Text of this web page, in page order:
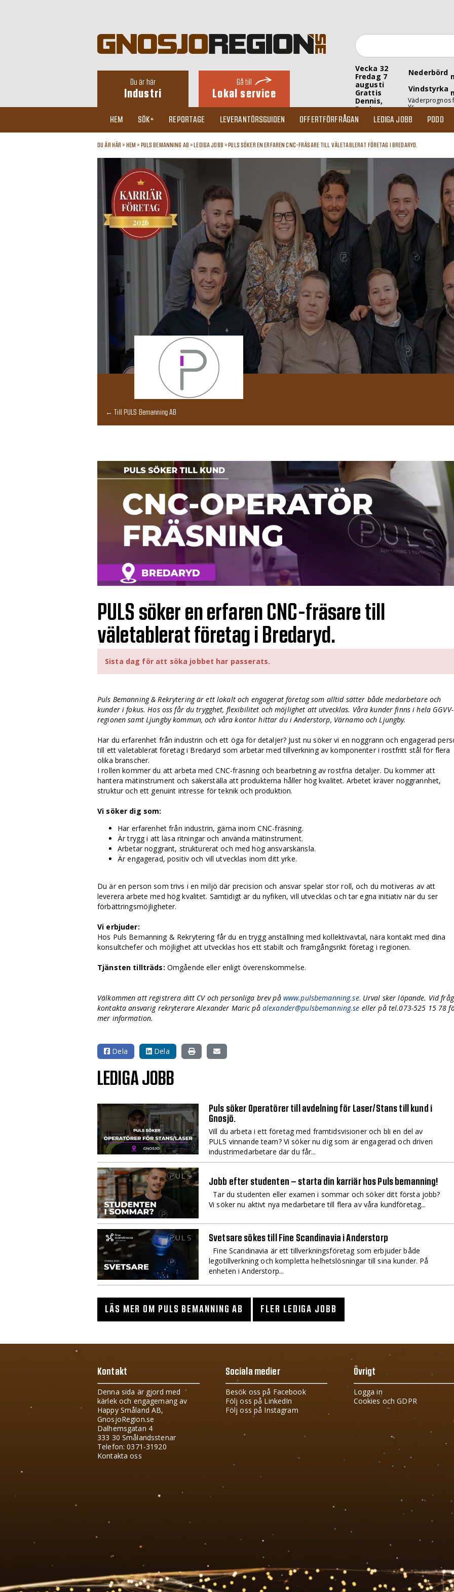
Du är här
Industri
Gå till
Lokal service
Vecka 32
Fredag 7
augusti
Grattis
Dennis,
Denise
Nederbörd
Vindstyrka
Väderprognos
Yr
HEM SÖK+ REPORTAGE LEVERANTÖRSGUIDEN OFFERTFÖRFRÅGAN LEDIGA JOBB PODD
DU ÄR HÄR » HEM » PULS BEMANNING AB » LEDIGA JOBB » PULS SÖKER EN ERFAREN CNC-FRÄSARE TILL VÄLETABLERAT FÖRETAG I BREDARYD.
← Till PULS Bemanning AB
PULS söker en erfaren CNC-fräsare till
väletablerat företag i Bredaryd.
Sista dag för att söka jobbet har passerats.
Puls Bemanning & Rekrytering är ett lokalt och engagerat företag som alltid sätter både medarbetare och
kunder i fokus. Hos oss får du trygghet, flexibilitet och möjlighet att utvecklas. Våra kunder finns i hela GGVV-
regionen samt Ljungby kommun, och våra kontor hittar du i Anderstorp, Värnamo och Ljungby.
Har du erfarenhet från industrin och ett öga för detaljer? Just nu söker vi en noggrann och engagerad
till ett väletablerat företag i Bredaryd som arbetar med tillverkning av komponenter i rostfritt stål för flera
olika branscher.
I rollen kommer du att arbeta med CNC-fräsning och bearbetning av rostfria detaljer. Du kommer att
hantera mätinstrument och säkerställa att produkterna håller hög kvalitet. Arbetet kräver noggrannhet,
struktur och ett genuint intresse för teknik och produktion.
Vi söker dig som:
Har erfarenhet från industrin, gärna inom CNC-fräsning.
Är trygg i att läsa ritningar och använda mätinstrument.
Arbetar noggrant, strukturerat och med hög ansvarskänsla.
Är engagerad, positiv och vill utvecklas inom ditt yrke.
Du är en person som trivs i en miljö där precision och ansvar spelar stor roll, och du motiveras av att
leverera arbete med hög kvalitet. Samtidigt är du nyfiken, vill utvecklas och tar egna initiativ när du ser
förbättringsmöjligheter.
Vi erbjuder:
Hos Puls Bemanning & Rekrytering får du en trygg anställning med kollektivavtal, nära kontakt med dina
konsultchefer och möjlighet att utvecklas hos ett stabilt och framgångsrikt företag i regionen.
Tjänsten tillträds: Omgående eller enligt överenskommelse.
Välkommen att registrera ditt CV och personliga brev på www.pulsbemanning.se. Urval sker löpande. Vid
kontakta ansvarig rekryterare Alexander Maric på alexander@pulsbemanning.se eller på tel.073-525 15 78
mer information.
Dela Dela
LEDIGA JOBB
Puls söker Operatörer till avdelning för Laser/Stans till kund i
Gnosjö.
Vill du arbeta i ett företag med framtidsvisioner och bli en del av
PULS vinnande team? Vi söker nu dig som är engagerad och driven
industrimedarbetare där du får...
Jobb efter studenten – starta din karriär hos Puls bemanning!
Tar du studenten eller examen i sommar och söker ditt första jobb?
Vi söker nu aktivt nya medarbetare till flera av våra kundföretag...
Svetsare sökes till Fine Scandinavia i Anderstorp
Fine Scandinavia är ett tillverkningsföretag som erbjuder både
legotillverkning och kompletta helhetslösningar till sina kunder. På
enheten i Anderstorp...
LÄS MER OM PULS BEMANNING AB FLER LEDIGA JOBB
Kontakt
Denna sida är gjord med
kärlek och engagemang av
Happy Småland AB,
GnosjoRegion.se
Dalhemsgatan 4
333 30 Smålandsstenar
Telefon: 0371-31920
Kontakta oss
Sociala medier
Besök oss på Facebook
Följ oss på LinkedIn
Följ oss på Instagram
Övrigt
Logga in
Cookies och GDPR